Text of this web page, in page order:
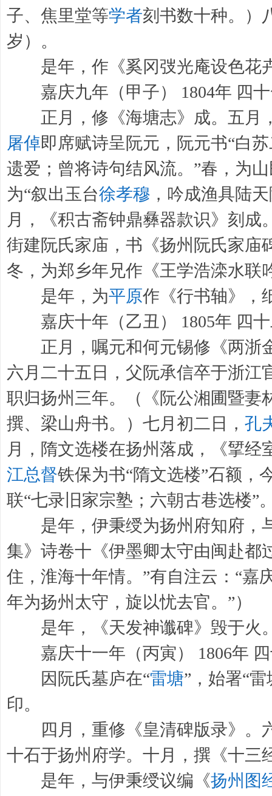
子、焦里堂等学者刻书数十种。）
岁）。
是年，作《奚冈弢光庵设色花
嘉庆九年（甲子） 1804年 四十
正月，修《海塘志》成。五月，
屠倬即席赋诗呈阮元，阮元书“白
遗爱；曾将诗句结风流。”春，为
为“叙出玉台徐孝穆 ，吟成渔具陆
月，《积古斋钟鼎彝器款识》刻
街建阮氏家庙，书《扬州阮氏家庙
冬，为郑乡年兄作《王学浩滦水联
是年，为平原作《行书轴》，
嘉庆十年（乙丑） 1805年 四十
正月，嘱元和何元锡修《两浙
六月二十五日，父阮承信卒于浙江
职归扬州三年。（《阮公湘圃暨妻
撰、梁山舟书。）七月初二日， 孔
月，隋文选楼在扬州落成，《揅
江总督铁保为书“隋文选楼”石额，
联“七录旧家宗塾；六朝古巷选楼”
是年，伊秉绶为扬州府知府，
集》诗卷十《伊墨卿太守由闽赴都
住，淮海十年情。”有自注云：“嘉
年为扬州太守，旋以忧去官。”）
是年，《天发神谶碑》毁于火
嘉庆十一年（丙寅） 1806年 四
因阮氏墓庐在“雷塘”，始署“
印。
四月，重修《皇清碑版录》。
十石于扬州府学。十月，撰《十三
是年，与伊秉绶议编《扬州图